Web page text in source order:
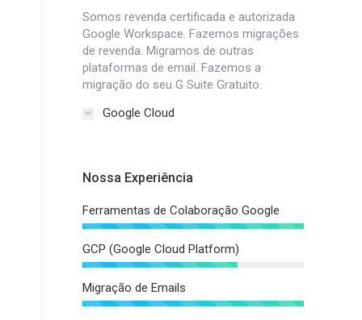
Somos revenda certificada e autorizada
Google Workspace. Fazemos migrações
de revenda. Migramos de outras
plataformas de email. Fazemos a
migração do seu G Suite Gratuito.
Google Cloud
Nossa Experiência
Ferramentas de Colaboração Google
GCP (Google Cloud Platform)
Migração de Emails